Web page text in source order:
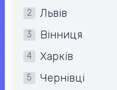
2 Львів
3 Вінниця
4 Харків
5 Чернівці